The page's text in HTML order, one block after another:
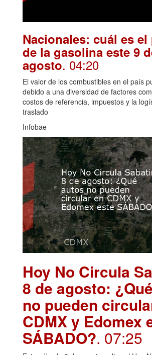
Nacionales: cuál es el
de la gasolina este 9
agosto. 04:20
El valor de los combustibles en el país
debido a una diversidad de factores
costos de referencia, impuestos y la
traslado
Infobae
Hoy No Circula
8 de agosto:
no pueden
CDMX y Edomex
SÁBADO?. 07:25